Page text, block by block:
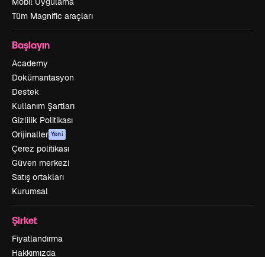
Tüm Magnific araçları
Başlayın
Academy
Dokümantasyon
Destek
Kullanım Şartları
Gizlilik Politikası
Orijinaller Yeni
Çerez politikası
Güven merkezi
Satış ortakları
Kurumsal
Şirket
Fiyatlandırma
Hakkımızda